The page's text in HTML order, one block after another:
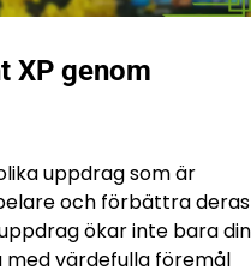
XP genom
uppdrag som är
och förbättra deras
ökar inte bara din
med värdefulla föremål